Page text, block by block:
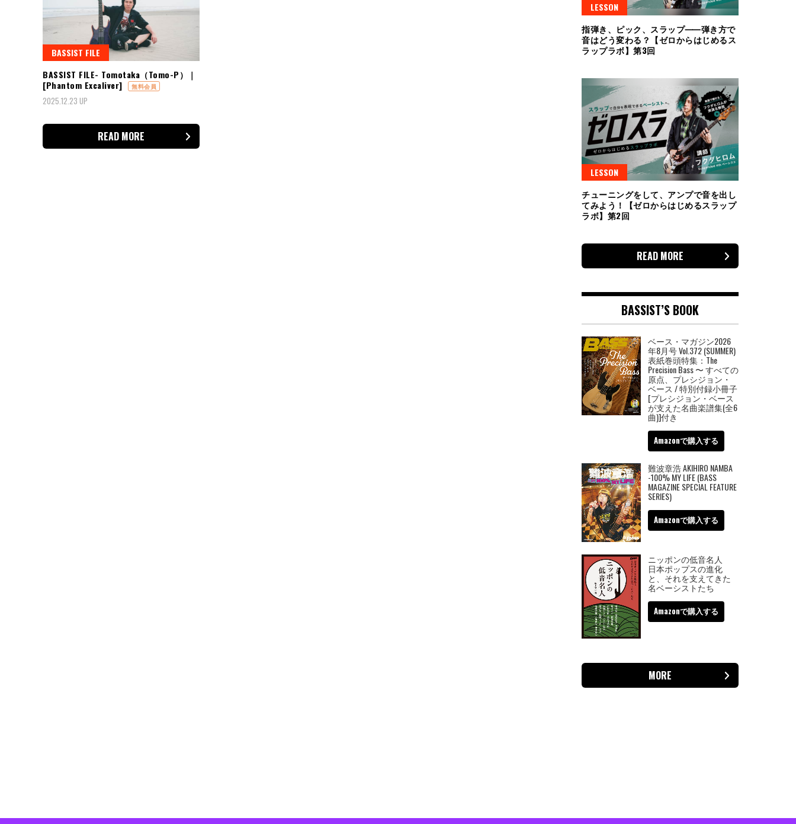
BASSIST FILE
BASSIST FILE- Tomotaka（Tomo-P）｜
[Phantom Excaliver]
無料会員
2025.12.23 UP
READ MORE
LESSON
指弾き、ピック、スラップ⸺弾き方で
音はどう変わる？【ゼロからはじめるス
ラップラボ】第3回
LESSON
チューニングをして、アンプで音を出し
てみよう！【ゼロからはじめるスラップ
ラボ】第2回
READ MORE
BASSIST’S BOOK
ベース・マガジン2026
年8月号 Vol.372 (SUMMER)
表紙巻頭特集：The
Precision Bass 〜 すべての
原点、プレシジョン・
ベース / 特別付録小冊子
[プレシジョン・ベース
が支えた名曲楽譜集(全6
曲)]付き
Amazonで購入する
難波章浩 AKIHIRO NAMBA
-100% MY LIFE (BASS
MAGAZINE SPECIAL FEATURE
SERIES)
Amazonで購入する
ニッポンの低音名人
日本ポップスの進化
と、それを支えてきた
名ベーシストたち
Amazonで購入する
MORE